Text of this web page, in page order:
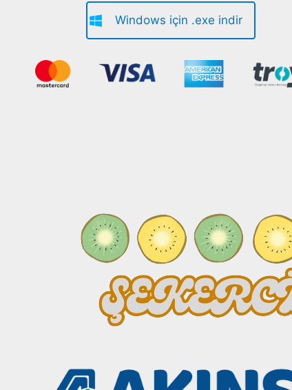
Windows için .exe indir